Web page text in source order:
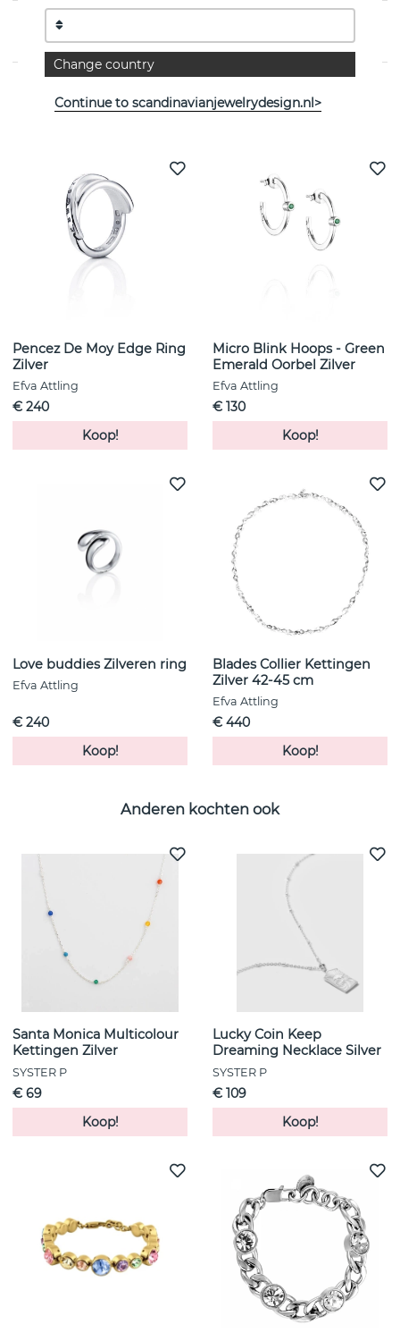
EIGENSCHAPPEN
Pencez De Moy Edge Ring
Zilver
Efva Attling
€ 240
Koop!
Micro Blink Hoops - Green
Emerald Oorbel Zilver
Efva Attling
€ 130
Koop!
Love buddies Zilveren ring
Efva Attling
€ 240
Koop!
Blades Collier Kettingen
Zilver 42-45 cm
Efva Attling
€ 440
Koop!
Anderen kochten ook
Santa Monica Multicolour
Kettingen Zilver
SYSTER P
€ 69
Koop!
Lucky Coin Keep
Dreaming Necklace Silver
SYSTER P
€ 109
Koop!
Change country
Continue to scandinavianjewelrydesign.nl>